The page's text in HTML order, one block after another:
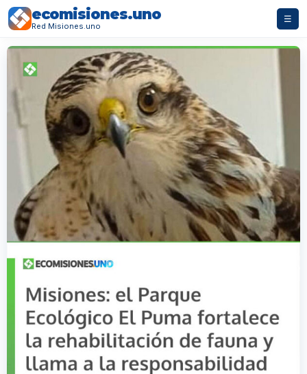
ecomisiones.uno
Red Misiones.uno
☰